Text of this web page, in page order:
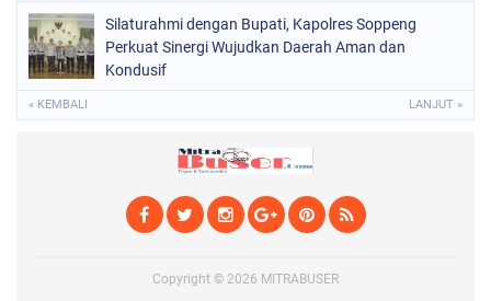
Silaturahmi dengan Bupati, Kapolres Soppeng
Perkuat Sinergi Wujudkan Daerah Aman dan
Kondusif
« KEMBALI LANJUT »
Copyright © 2026 MITRABUSER